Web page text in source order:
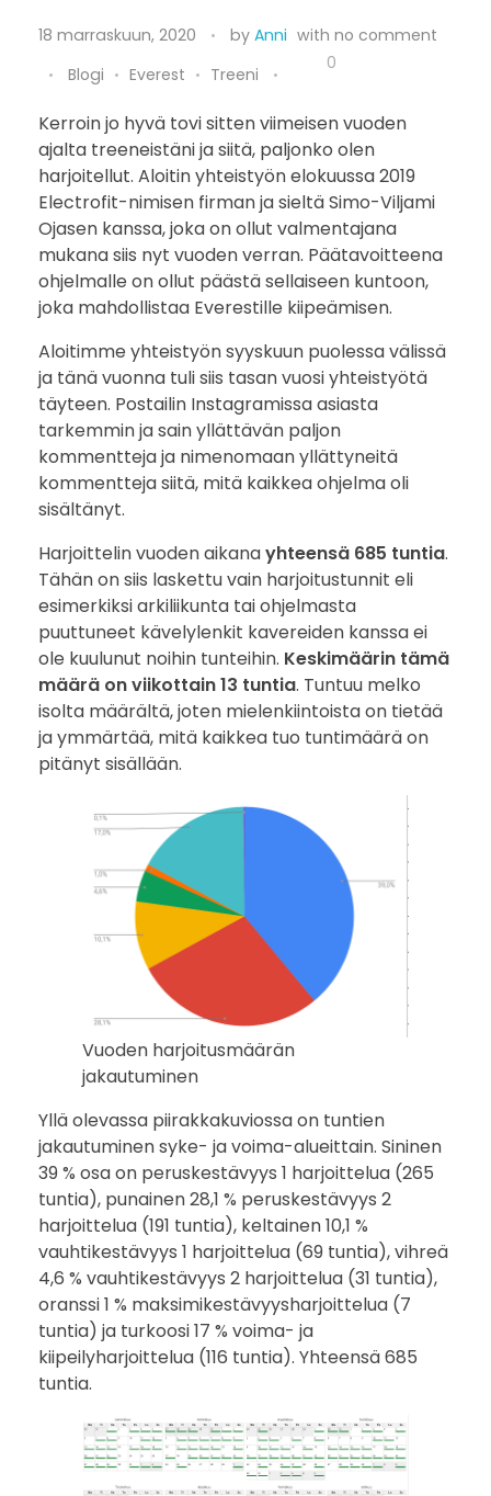
P
a
l
j
o
n
k
o
h
a
r
j
o
i
t
t
e
e
n
a
i
k
a
n
18 marraskuun, 2020 by Anni with no comment
Blogi
Everest Treeni
0
Kerroin jo hyvä tovi sitten viimeisen vuoden
ajalta treeneistäni ja siitä, paljonko olen
harjoitellut. Aloitin yhteistyön elokuussa 2019
Electrofit-nimisen firman ja sieltä Simo-Viljami
Ojasen kanssa, joka on ollut valmentajana
mukana siis nyt vuoden verran. Päätavoitteena
ohjelmalle on ollut päästä sellaiseen kuntoon,
joka mahdollistaa Everestille kiipeämisen.
Aloitimme yhteistyön syyskuun puolessa välissä
ja tänä vuonna tuli siis tasan vuosi yhteistyötä
täyteen. Postailin Instagramissa asiasta
tarkemmin ja sain yllättävän paljon
kommentteja ja nimenomaan yllättyneitä
kommentteja siitä, mitä kaikkea ohjelma oli
sisältänyt.
Harjoittelin vuoden aikanayhteensä 685 tuntia.
Tähän on siis laskettu vain harjoitustunnit eli
esimerkiksi arkiliikunta tai ohjelmasta
puuttuneet kävelylenkit kavereiden kanssa ei
ole kuulunut noihin tunteihin. Keskimäärin tämä
määrä on viikottain 13 tuntia. Tuntuu melko
isolta määrältä, joten mielenkiintoista on tietää
ja ymmärtää, mitä kaikkea tuo tuntimäärä on
pitänyt sisällään.
Vuoden harjoitusmäärän
jakautuminen
Yllä olevassa piirakkakuviossa on tuntien
jakautuminen syke- ja voima-alueittain. Sininen
39 % osa on peruskestävyys 1 harjoittelua (265
tuntia), punainen 28,1 % peruskestävyys 2
harjoittelua (191 tuntia), keltainen 10,1 %
vauhtikestävyys 1 harjoittelua (69 tuntia), vihreä
4,6 % vauhtikestävyys 2 harjoittelua (31 tuntia),
oranssi 1 % maksimikestävyysharjoittelua (7
tuntia) ja turkoosi 17 % voima- ja
kiipeilyharjoittelua (116 tuntia). Yhteensä 685
tuntia.